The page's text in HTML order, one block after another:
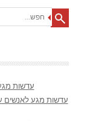
עדשות
עדשות מגע לאנשים